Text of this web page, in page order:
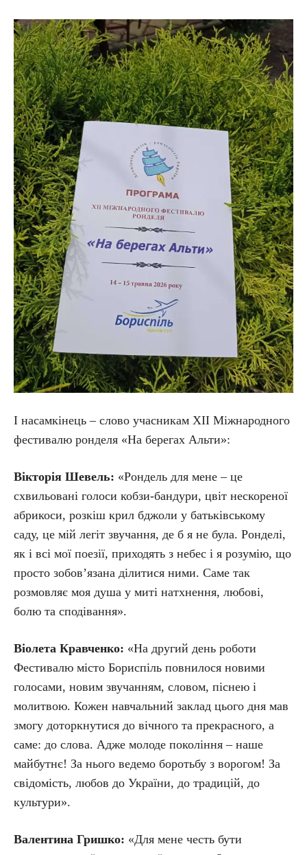
І насамкінець – слово учасникам ХІІ Міжнародного
фестивалю ронделя «На берегах Альти»:
Вікторія Шевель: «Рондель для мене – це
схвильовані голоси кобзи-бандури, цвіт нескореної
абрикоси, розкіш крил бджоли у батьківському
саду, це мій легіт звучання, де б я не була. Ронделі,
як і всі мої поезії, приходять з небес і я розумію, що
просто зобов’язана ділитися ними. Саме так
розмовляє моя душа у миті натхнення, любові,
болю та сподівання».
Віолета Кравченко: «На другий день роботи
Фестивалю місто Бориспіль повнилося новими
голосами, новим звучанням, словом, піснею і
молитвою. Кожен навчальний заклад цього дня мав
змогу доторкнутися до вічного та прекрасного, а
саме: до слова. Адже молоде покоління – наше
майбутнє! За нього ведемо боротьбу з ворогом! За
свідомість, любов до України, до традицій, до
культури».
Валентина Гришко: «Для мене честь бути